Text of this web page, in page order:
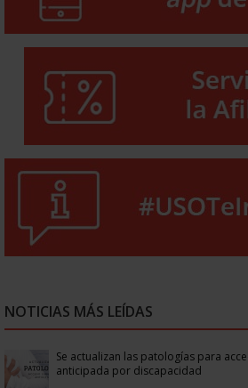
NOTICIAS MÁS LEÍDAS
Se actualizan las patologías para
anticipada por discapacidad